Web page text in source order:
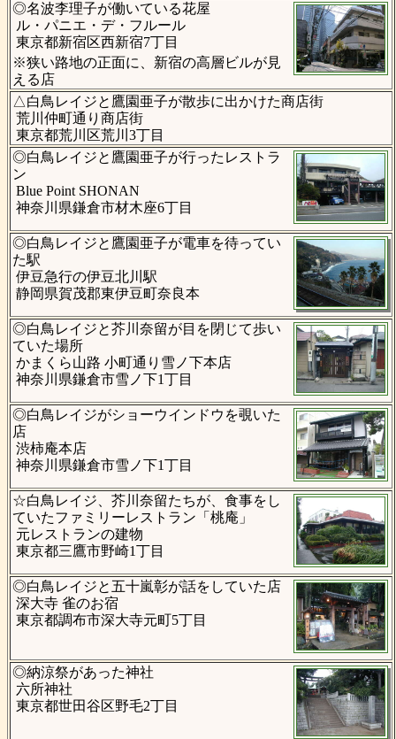
◎名波李理子が働いている花屋
ル・パニエ・デ・フルール
東京都新宿区西新宿7丁目
※狭い路地の正面に、新宿の高層ビルが見
える店
△白鳥レイジと鷹園亜子が散歩に出かけた商店街
荒川仲町通り商店街
東京都荒川区荒川3丁目
◎白鳥レイジと鷹園亜子が行ったレストラ
ン
Blue Point SHONAN
神奈川県鎌倉市材木座6丁目
◎白鳥レイジと鷹園亜子が電車を待ってい
た駅
伊豆急行の伊豆北川駅
静岡県賀茂郡東伊豆町奈良本
◎白鳥レイジと芥川奈留が目を閉じて歩い
ていた場所
かまくら山路 小町通り雪ノ下本店
神奈川県鎌倉市雪ノ下1丁目
◎白鳥レイジがショーウインドウを覗いた
店
渋柿庵本店
神奈川県鎌倉市雪ノ下1丁目
☆白鳥レイジ、芥川奈留たちが、食事をし
ていたファミリーレストラン「桃庵」
元レストランの建物
東京都三鷹市野崎1丁目
◎白鳥レイジと五十嵐彰が話をしていた店
深大寺 雀のお宿
東京都調布市深大寺元町5丁目
◎納涼祭があった神社
六所神社
東京都世田谷区野毛2丁目